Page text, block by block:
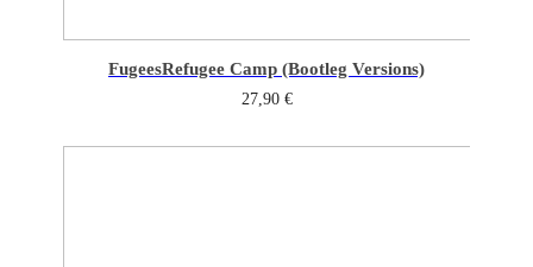
FugeesRefugee Camp (Bootleg Versions)
27,90 €